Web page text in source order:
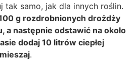
samo, jak dla innych roślin.
g rozdrobnionych drożdży
a następnie odstawić na około
dodaj 10 litrów ciepłej
.